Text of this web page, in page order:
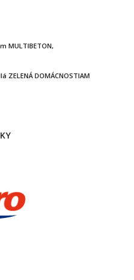
MULTIBETON,
DOMÁCNOSTIAM